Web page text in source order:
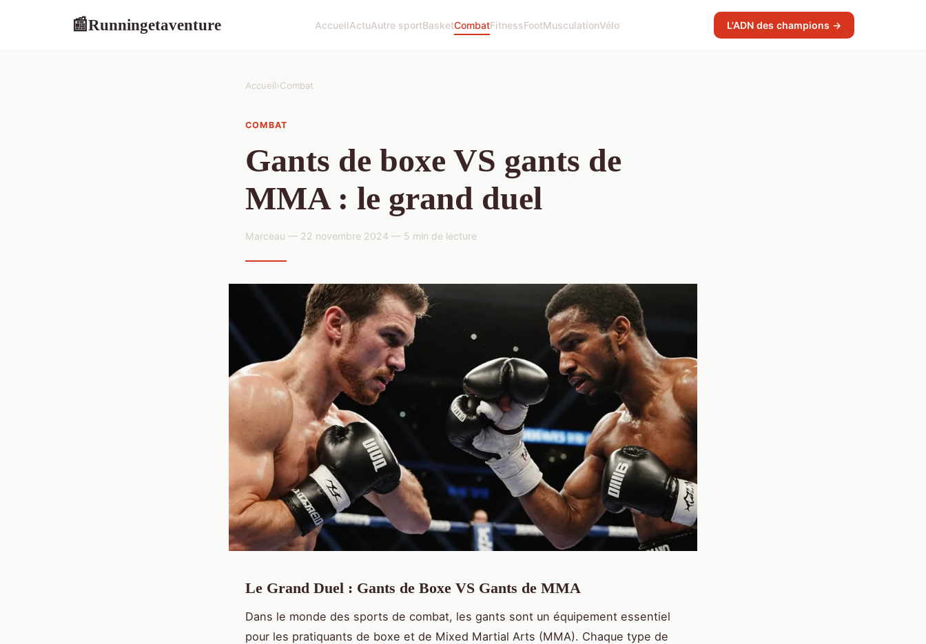
📰Runningetaventure AccueilActuAutre sportBasketCombatFitnessFootMusculationVélo L'ADN des champions →
Accueil›Combat
COMBAT
Gants de boxe VS gants de
MMA : le grand duel
Marceau — 22 novembre 2024 — 5 min de lecture
Le Grand Duel : Gants de Boxe VS Gants de MMA
Dans le monde des sports de combat, les gants sont un équipement essentiel
pour les pratiquants de boxe et de Mixed Martial Arts (MMA). Chaque type de